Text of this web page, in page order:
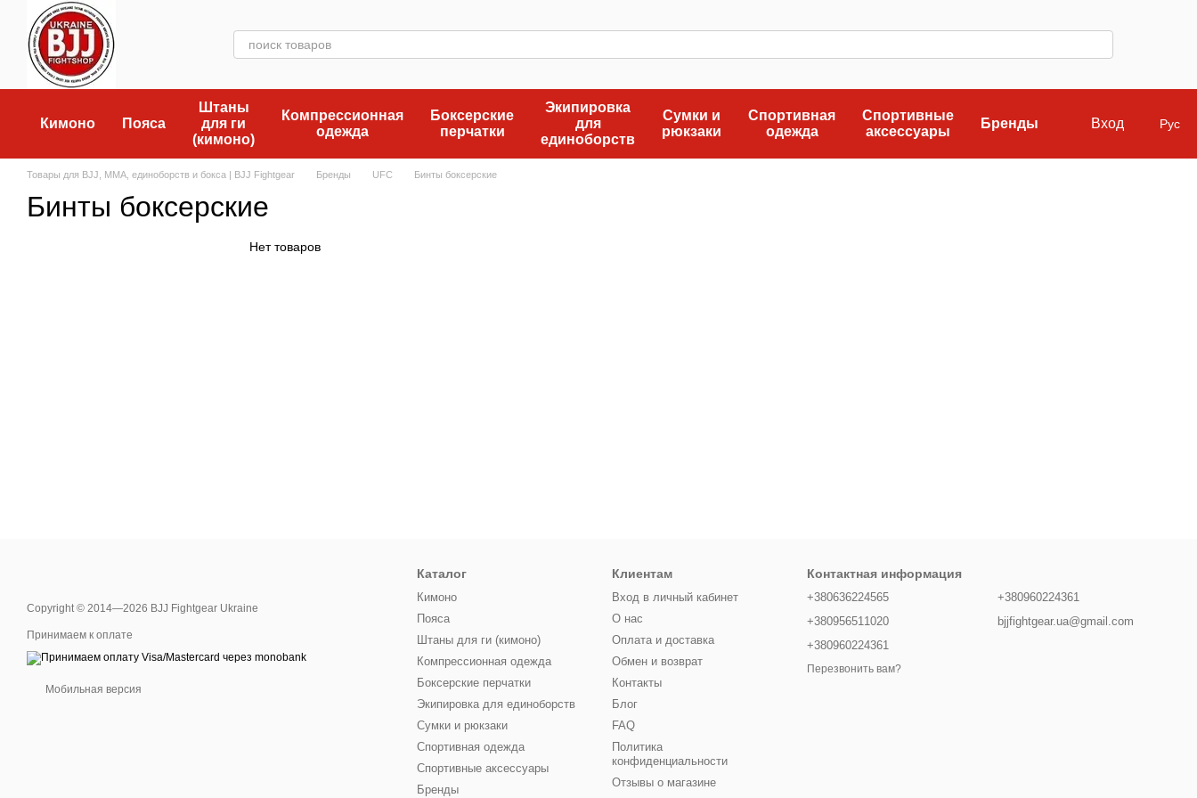
Перейти к основному контенту
Кимоно Пояса
Штаны
для ги
(кимоно)
Компрессионная
одежда
Боксерские
перчатки
Экипировка
для
единоборств
Сумки и
рюкзаки
Спортивная
одежда
Спортивные
аксессуары
Бренды Вход Рус
Товары для BJJ, MMA, единоборств и бокса | BJJ Fightgear Бренды UFC Бинты боксерские
Бинты боксерские
Нет товаров
Copyright © 2014—2026 BJJ Fightgear Ukraine
Принимаем к оплате
Мобильная версия
Каталог
Кимоно
Пояса
Штаны для ги (кимоно)
Компрессионная одежда
Боксерские перчатки
Экипировка для единоборств
Сумки и рюкзаки
Спортивная одежда
Спортивные аксессуары
Бренды
Клиентам
Вход в личный кабинет
О нас
Оплата и доставка
Обмен и возврат
Контакты
Блог
FAQ
Политика
конфиденциальности
Отзывы о магазине
Контактная информация
+380636224565
+380956511020
+380960224361
Перезвонить вам?
+380960224361
bjjfightgear.ua@gmail.com